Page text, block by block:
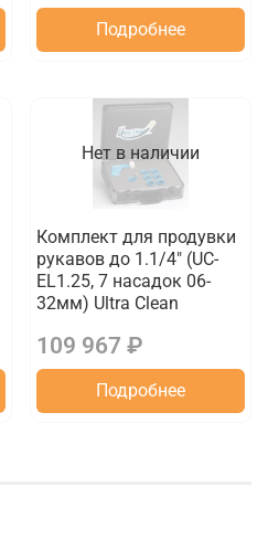
Подробнее
Нет в наличии
Комплект для продувки
рукавов до 1.1/4" (UC-
EL1.25, 7 насадок 06-
32мм) Ultra Clean
109 967 ₽
Подробнее